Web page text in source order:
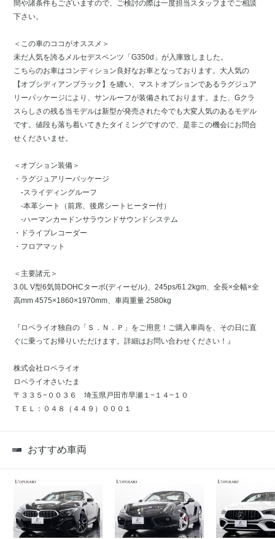
間や諸条件もございますので、ご検討の際は一度担当スタッフまでご相談
下さい。
＜この車のココがオススメ＞
未だ人気を誇るメルセデスベンツ「G350d」が入庫致しました。
こちらのお車はコンディション良好なお車となっております。大人気の
【オブシディアンブラック】を纏い、マストオプションであるラグジュア
リーパッケージにより、サンルーフが装備されております。また、Gクラ
スらしさの残る当モデルは新型が発売された今でも大変人気のあるモデル
です。値段も落ち着いてきたタイミングですので、是非この機会にお問合
せくださいませ。
＜オプション装備＞
・ラグジュアリーパッケージ
-スライディングルーフ
-本革シート（前席、後席シートヒーター付）
-ハーマンカードンサラウンドサウンドシステム
・ドライブレコーダー
・フロアマット
＜主要諸元＞
3.0L V型6気筒DOHCターボ(ディーゼル)、245ps/61.2kgm、全長×全幅×全
高mm 4575×1860×1970mm、車両重量 2580kg
『ロペライオ独自の「Ｓ．Ｎ．Ｐ」をご用意！ご購入車両を、その日に直
ぐに乗ってお帰りいただけます。詳細はお問い合わせください！』
株式会社ロペライオ
ロペライオさいたま
〒３３５−００３６ 埼玉県戸田市早瀬１−１４−１０
ＴＥＬ：０４８（４４９）０００１
おすすめ車両